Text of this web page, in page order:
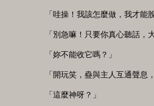
「哇操！我該怎麼做，我才能脫
「別急嘛！只要你真心聽話，大
「妳不能收它嗎？」
「開玩笑，蠱與主人互通聲息，
「這麼神呀？」